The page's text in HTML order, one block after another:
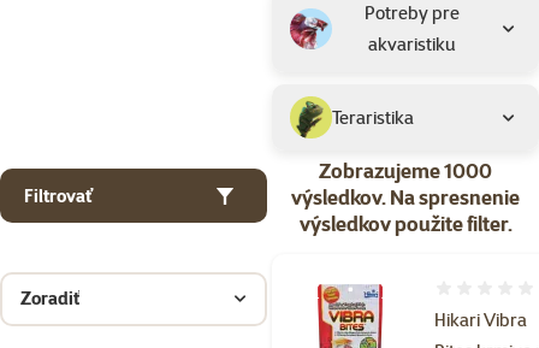
Potreby pre
akvaristiku
Teraristika
Filtrovať
Zobrazujeme 1000
výsledkov.Na spresnenie
výsledkov použite filter.
Zoradiť
Hikari Vibra